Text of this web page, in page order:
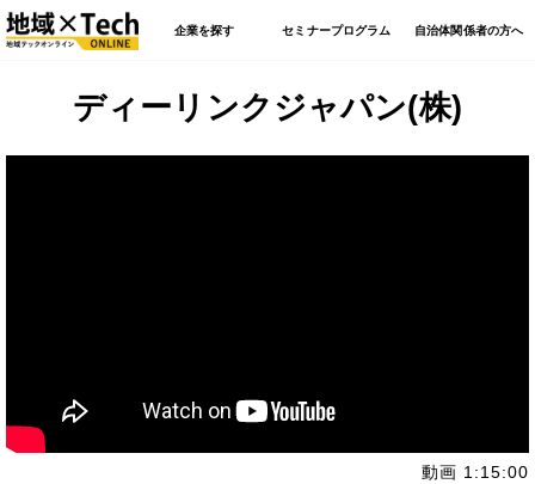
企業を探す セミナープログラム 自治体関係者の方へ
ディーリンクジャパン(株)
動画 1:15:00